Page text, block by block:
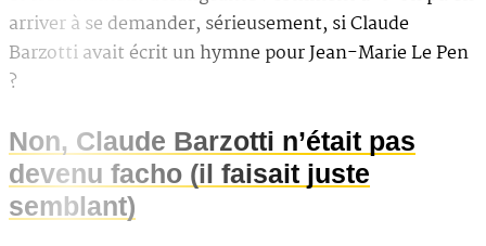
arriver à se demander, sérieusement, si Claude
Barzotti avait écrit un hymne pour Jean-Marie Le Pen
?
Non, Claude Barzotti n’était pas
devenu facho (il faisait juste
semblant)